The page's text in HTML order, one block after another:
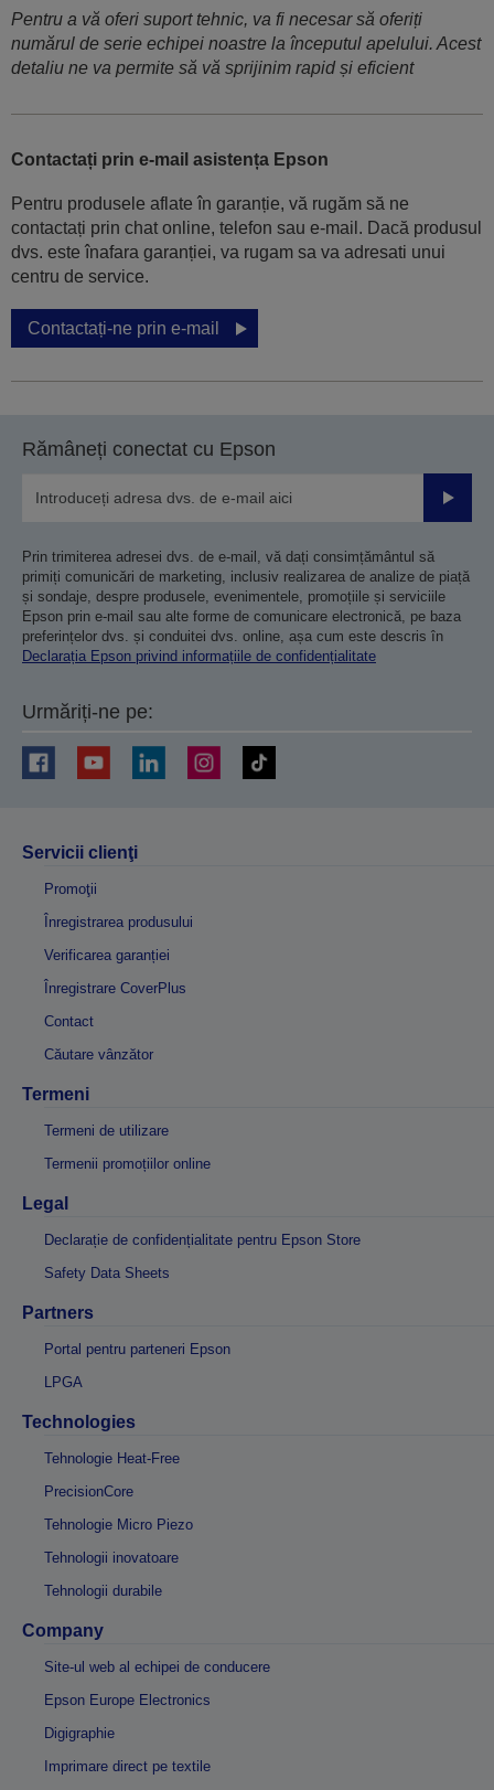
Pentru a vă oferi suport tehnic, va fi necesar să oferiți
numărul de serie echipei noastre la începutul apelului. Acest
detaliu ne va permite să vă sprijinim rapid și eficient
Contactați prin e-mail asistența Epson
Pentru produsele aflate în garanție, vă rugăm să ne
contactați prin chat online, telefon sau e-mail. Dacă produsul
dvs. este înafara garanției, va rugam sa va adresati unui
centru de service.
Contactați-ne prin e-mail
Rămâneți conectat cu Epson
Prin trimiterea adresei dvs. de e-mail, vă dați consimțământul să
primiți comunicări de marketing, inclusiv realizarea de analize de piață
și sondaje, despre produsele, evenimentele, promoțiile și serviciile
Epson prin e-mail sau alte forme de comunicare electronică, pe baza
preferințelor dvs. și conduitei dvs. online, așa cum este descris în
Declarația Epson privind informațiile de confidențialitate
Urmăriți-ne pe:
Servicii clienţi
Promoţii
Înregistrarea produsului
Verificarea garanției
Înregistrare CoverPlus
Contact
Căutare vânzător
Termeni
Termeni de utilizare
Termenii promoțiilor online
Legal
Declarație de confidențialitate pentru Epson Store
Safety Data Sheets
Partners
Portal pentru parteneri Epson
LPGA
Technologies
Tehnologie Heat-Free
PrecisionCore
Tehnologie Micro Piezo
Tehnologii inovatoare
Tehnologii durabile
Company
Site-ul web al echipei de conducere
Epson Europe Electronics
Digigraphie
Imprimare direct pe textile